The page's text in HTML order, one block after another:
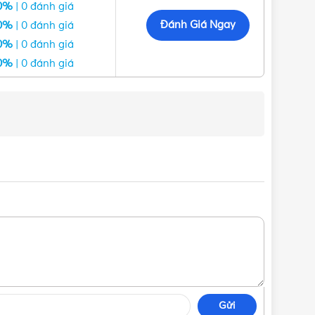
| 0 đánh giá
| 0 đánh giá
| 0 đánh giá
| 0 đánh giá
Đánh Giá Ngay
Gửi